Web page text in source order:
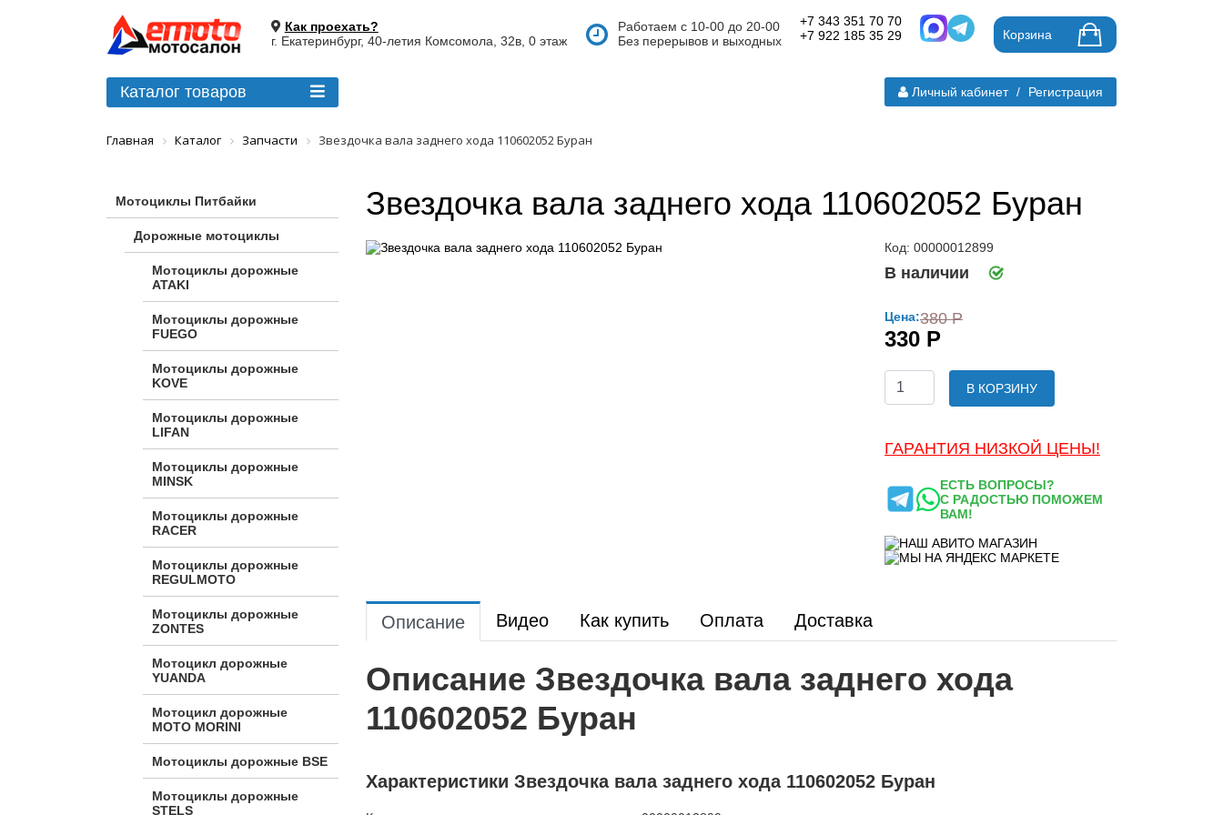
Как проехать?
г. Екатеринбург, 40-летия Комсомола, 32в, 0 этаж
Работаем с 10-00 до 20-00
Без перерывов и выходных
+7 343 351 70 70
+7 922 185 35 29
Корзина
Каталог товаров Личный кабинет / Регистрация
Главная Каталог Запчасти Звездочка вала заднего хода 110602052 Буран
Мотоциклы Питбайки
Дорожные мотоциклы
Мотоциклы дорожные
ATAKI
Мотоциклы дорожные
FUEGO
Мотоциклы дорожные
KOVE
Мотоциклы дорожные
LIFAN
Мотоциклы дорожные
MINSK
Мотоциклы дорожные
RACER
Мотоциклы дорожные
REGULMOTO
Мотоциклы дорожные
ZONTES
Мотоцикл дорожные
YUANDA
Мотоцикл дорожные
МОТО MORINI
Мотоциклы дорожные BSE
Мотоциклы дорожные
STELS
Звездочка вала заднего хода 110602052 Буран
Код: 00000012899
В наличии
Цена:380 Р
330 Р
В КОРЗИНУ
ГАРАНТИЯ НИЗКОЙ ЦЕНЫ!
ЕСТЬ ВОПРОСЫ?
С РАДОСТЬЮ ПОМОЖЕМ
ВАМ!
Описание Видео Как купить Оплата Доставка
Описание Звездочка вала заднего хода
110602052 Буран
Характеристики Звездочка вала заднего хода 110602052 Буран